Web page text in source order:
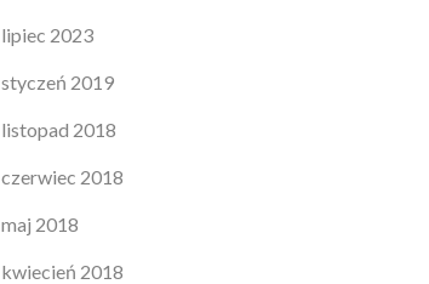
lipiec 2023
styczeń 2019
listopad 2018
czerwiec 2018
maj 2018
kwiecień 2018